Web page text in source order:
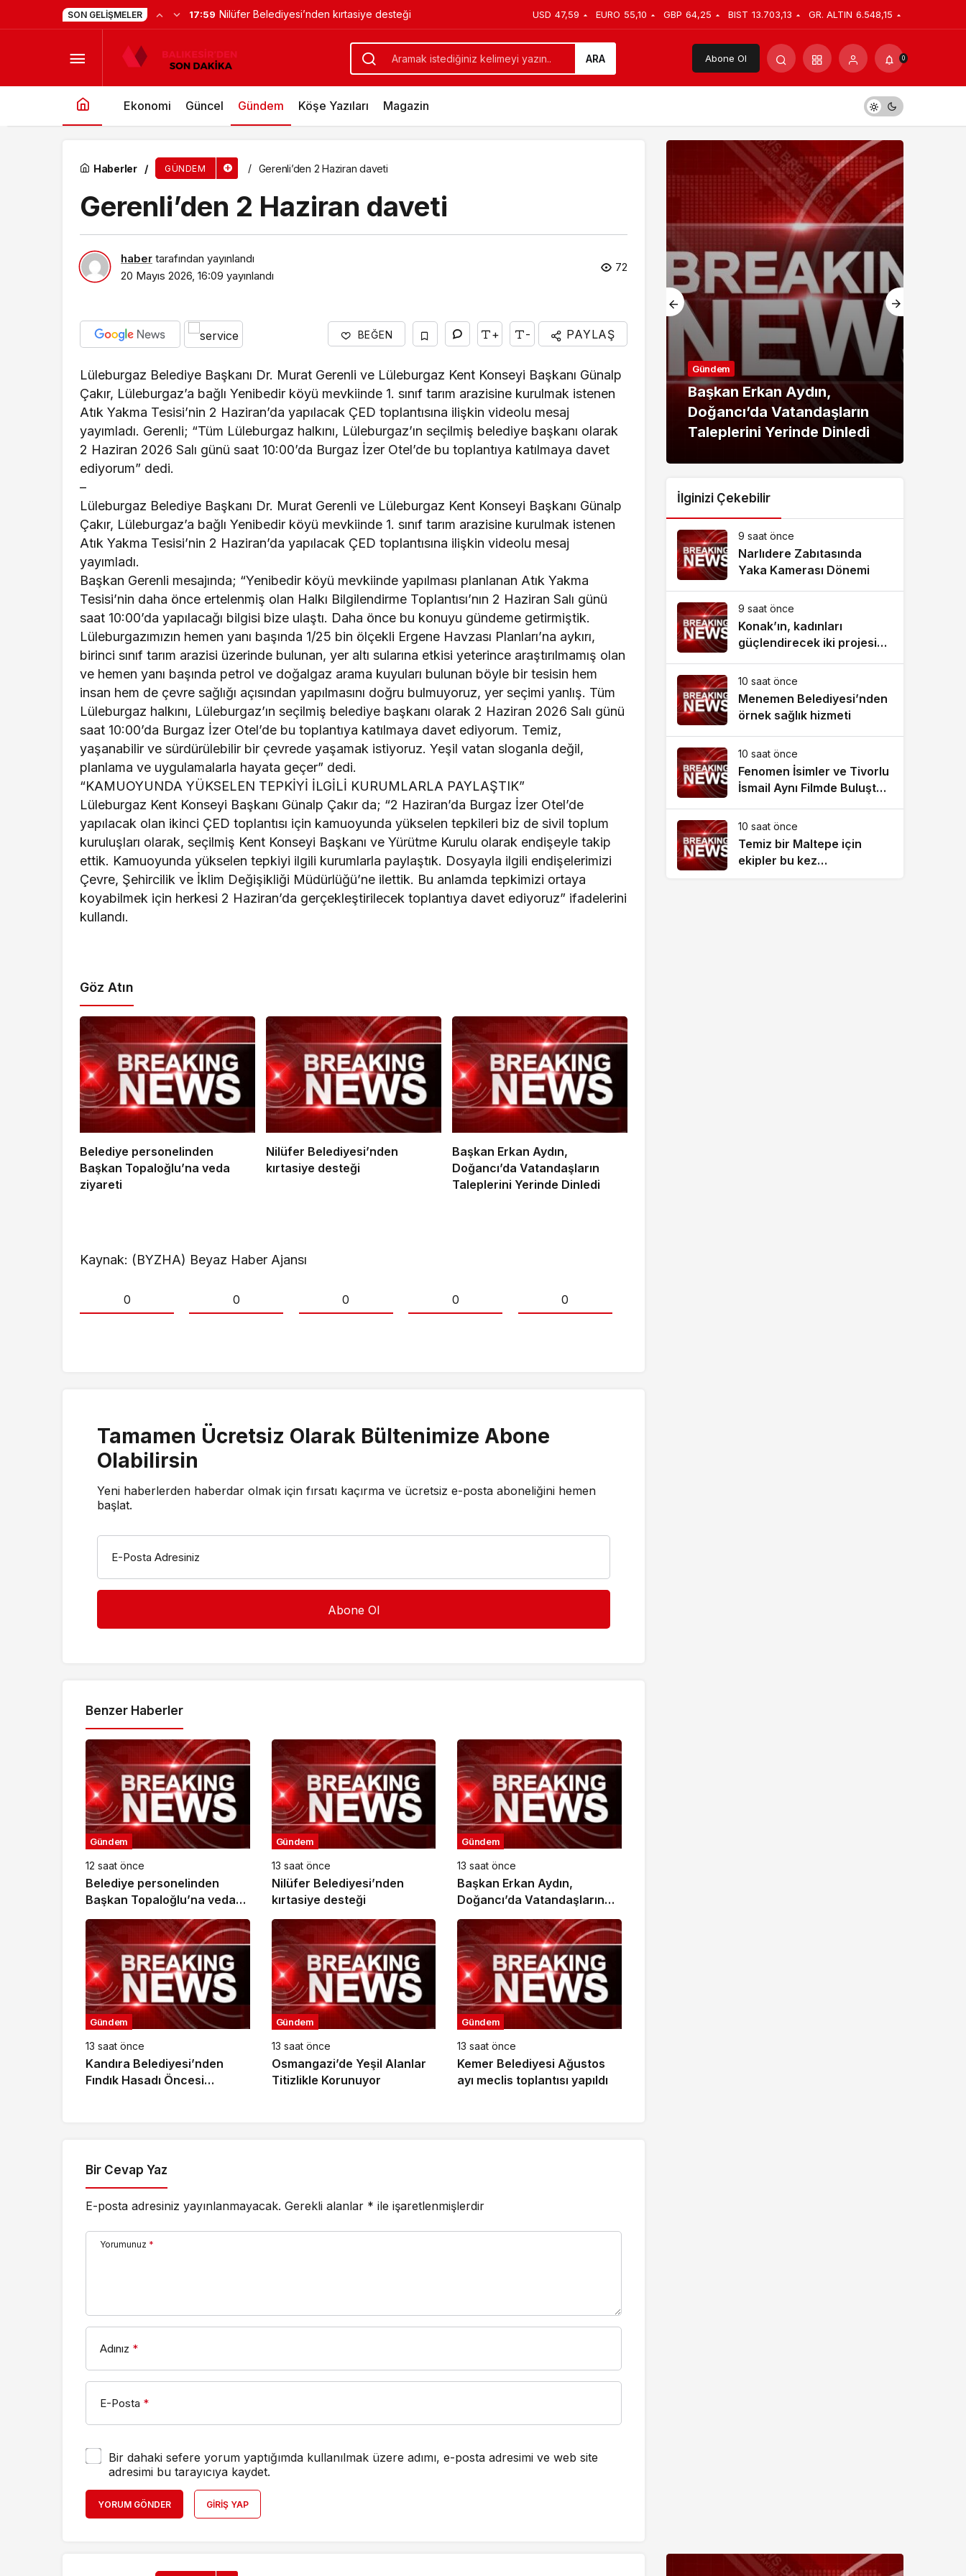
SON GELIŞMELER 17:59 Nilüfer Belediyesi’nden kırtasiye desteği USD 47,59 EURO 55,10 GBP 64,25 BIST 13.703,13 GR. ALTIN 6.548,15
ARA Abone Ol 0
Ekonomi Güncel Gündem Köşe Yazıları Magazin
Haberler GÜNDEM Gerenli’den 2 Haziran daveti
Gerenli’den 2 Haziran daveti
haber tarafından yayınlandı
20 Mayıs 2026, 16:09 yayınlandı
72
BEĞEN + - PAYLAŞ
Lüleburgaz Belediye Başkanı Dr. Murat Gerenli ve Lüleburgaz Kent Konseyi Başkanı Günalp
Çakır, Lüleburgaz’a bağlı Yenibedir köyü mevkiinde 1. sınıf tarım arazisine kurulmak istenen
Atık Yakma Tesisi’nin 2 Haziran’da yapılacak ÇED toplantısına ilişkin videolu mesaj
yayımladı. Gerenli; “Tüm Lüleburgaz halkını, Lüleburgaz’ın seçilmiş belediye başkanı olarak
2 Haziran 2026 Salı günü saat 10:00’da Burgaz İzer Otel’de bu toplantıya katılmaya davet
ediyorum” dedi.
–
Lüleburgaz Belediye Başkanı Dr. Murat Gerenli ve Lüleburgaz Kent Konseyi Başkanı Günalp
Çakır, Lüleburgaz’a bağlı Yenibedir köyü mevkiinde 1. sınıf tarım arazisine kurulmak istenen
Atık Yakma Tesisi’nin 2 Haziran’da yapılacak ÇED toplantısına ilişkin videolu mesaj
yayımladı.
Başkan Gerenli mesajında; “Yenibedir köyü mevkiinde yapılması planlanan Atık Yakma
Tesisi’nin daha önce ertelenmiş olan Halkı Bilgilendirme Toplantısı’nın 2 Haziran Salı günü
saat 10:00’da yapılacağı bilgisi bize ulaştı. Daha önce bu konuyu gündeme getirmiştik.
Lüleburgazımızın hemen yanı başında 1/25 bin ölçekli Ergene Havzası Planları’na aykırı,
birinci sınıf tarım arazisi üzerinde bulunan, yer altı sularına etkisi yeterince araştırılmamış olan
ve hemen yanı başında petrol ve doğalgaz arama kuyuları bulunan böyle bir tesisin hem
insan hem de çevre sağlığı açısından yapılmasını doğru bulmuyoruz, yer seçimi yanlış. Tüm
Lüleburgaz halkını, Lüleburgaz’ın seçilmiş belediye başkanı olarak 2 Haziran 2026 Salı günü
saat 10:00’da Burgaz İzer Otel’de bu toplantıya katılmaya davet ediyorum. Temiz,
yaşanabilir ve sürdürülebilir bir çevrede yaşamak istiyoruz. Yeşil vatan sloganla değil,
planlama ve uygulamalarla hayata geçer” dedi.
“KAMUOYUNDA YÜKSELEN TEPKİYİ İLGİLİ KURUMLARLA PAYLAŞTIK”
Lüleburgaz Kent Konseyi Başkanı Günalp Çakır da; “2 Haziran’da Burgaz İzer Otel’de
yapılacak olan ikinci ÇED toplantısı için kamuoyunda yükselen tepkileri biz de sivil toplum
kuruluşları olarak, seçilmiş Kent Konseyi Başkanı ve Yürütme Kurulu olarak endişeyle takip
ettik. Kamuoyunda yükselen tepkiyi ilgili kurumlarla paylaştık. Dosyayla ilgili endişelerimizi
Çevre, Şehircilik ve İklim Değişikliği Müdürlüğü’ne ilettik. Bu anlamda tepkimizi ortaya
koyabilmek için herkesi 2 Haziran’da gerçekleştirilecek toplantıya davet ediyoruz” ifadelerini
kullandı.
Göz Atın
Belediye personelinden
Başkan Topaloğlu’na veda
ziyareti
Nilüfer Belediyesi’nden
kırtasiye desteği
Başkan Erkan Aydın,
Doğancı’da Vatandaşların
Taleplerini Yerinde Dinledi
Kaynak: (BYZHA) Beyaz Haber Ajansı
0 0 0 0 0
Tamamen Ücretsiz Olarak Bültenimize Abone
Olabilirsin
Yeni haberlerden haberdar olmak için fırsatı kaçırma ve ücretsiz e-posta aboneliğini hemen
başlat.
E-Posta Adresiniz
Benzer Haberler
Gündem
12 saat önce
Belediye personelinden
Başkan Topaloğlu’na veda
ziyareti
Gündem
13 saat önce
Nilüfer Belediyesi’nden
kırtasiye desteği
Gündem
13 saat önce
Başkan Erkan Aydın,
Doğancı’da Vatandaşların
Taleplerini Yerinde Dinledi
Gündem
13 saat önce
Kandıra Belediyesi’nden
Fındık Hasadı Öncesi
Gündem
13 saat önce
Osmangazi’de Yeşil Alanlar
Titizlikle Korunuyor
Gündem
13 saat önce
Kemer Belediyesi Ağustos
ayı meclis toplantısı yapıldı
Bir Cevap Yaz
E-posta adresiniz yayınlanmayacak. Gerekli alanlar * ile işaretlenmişlerdir
Yorumunuz *
Adınız *
E-Posta *
Bir dahaki sefere yorum yaptığımda kullanılmak üzere adımı, e-posta adresimi ve web site
adresimi bu tarayıcıya kaydet.
YORUM GÖNDER GIRIŞ YAP
Gündem
Belediye personelinden
Başkan Topaloğlu’na veda
ziyareti
Gündem
Nilüfer Belediyesi’nden
kırtasiye desteği
Gündem
Başkan Erkan Aydın,
Doğancı’da Vatandaşların
Taleplerini Yerinde Dinledi
İlginizi Çekebilir
9 saat önce
Narlıdere Zabıtasında
Yaka Kamerası Dönemi
9 saat önce
Konak’ın, kadınları
güçlendirecek iki projesine
10 saat önce
Menemen Belediyesi’nden
örnek sağlık hizmeti
10 saat önce
Fenomen İsimler ve Tivorlu
İsmail Aynı Filmde Buluştu!
Ağustos’ta Vizyonda
10 saat önce
Temiz bir Maltepe için
ekipler bu kez
Canik Macera Parkı’ndan Rekor: İlk Günden 10 Bin Ziyaretçi